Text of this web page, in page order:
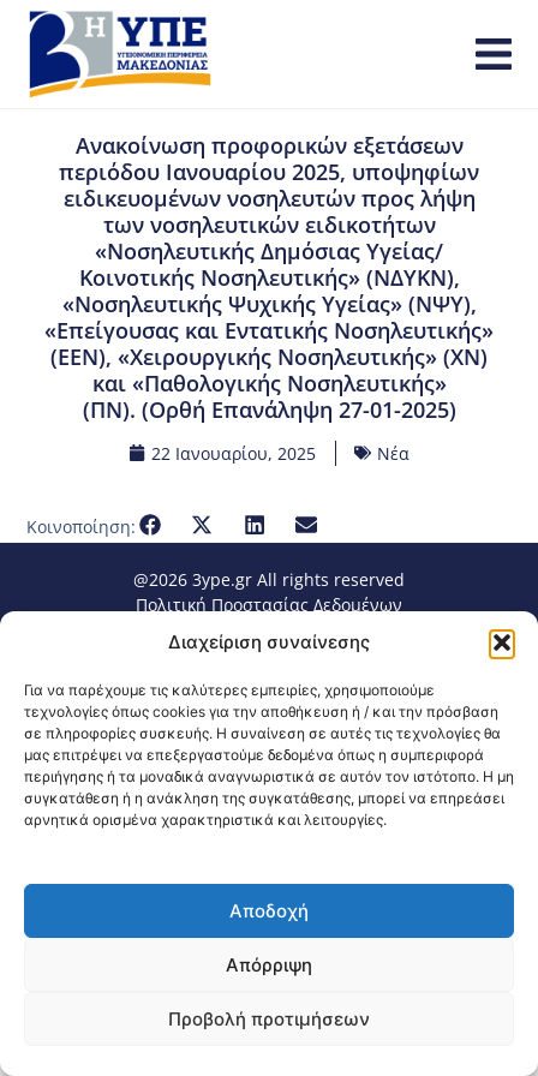
Διαχείριση συναίνεσης
Για να παρέχουμε τις καλύτερες εμπειρίες, χρησιμοποιούμε
τεχνολογίες όπως cookies για την αποθήκευση ή / και την πρόσβαση
σε πληροφορίες συσκευής. Η συναίνεση σε αυτές τις τεχνολογίες θα
μας επιτρέψει να επεξεργαστούμε δεδομένα όπως η συμπεριφορά
περιήγησης ή τα μοναδικά αναγνωριστικά σε αυτόν τον ιστότοπο. Η μη
συγκατάθεση ή η ανάκληση της συγκατάθεσης, μπορεί να επηρεάσει
αρνητικά ορισμένα χαρακτηριστικά και λειτουργίες.
Αποδοχή
Απόρριψη
Προβολή προτιμήσεων
Ανακοίνωση προφορικών εξετάσεων
περιόδου Ιανουαρίου 2025, υποψηφίων
ειδικευομένων νοσηλευτών προς λήψη
των νοσηλευτικών ειδικοτήτων
«Νοσηλευτικής Δημόσιας Υγείας/
Κοινοτικής Νοσηλευτικής» (ΝΔΥΚΝ),
«Νοσηλευτικής Ψυχικής Υγείας» (ΝΨΥ),
«Επείγουσας και Εντατικής Νοσηλευτικής»
(ΕΕΝ), «Χειρουργικής Νοσηλευτικής» (ΧΝ)
και «Παθολογικής Νοσηλευτικής»
(ΠΝ). (Ορθή Επανάληψη 27-01-2025)
22 Ιανουαρίου, 2025 Νέα
Κοινοποίηση:
@2026 3ype.gr All rights reserved
Πολιτική Προστασίας Δεδομένων
Θεσσαλονίκη, Ελλάδα
Τηλ: +30 2311 226 200
email: 3ype@3ype.gr
Page Visits:
Website Visits: 1598776